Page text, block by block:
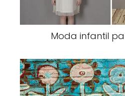
Moda infantil